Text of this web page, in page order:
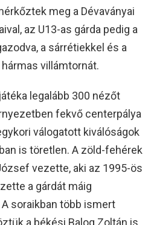
meg a Dévaványai
az U13-as gárda pedig a
a sárrétiekkel és a
villámtornát.
legalább 300 nézőt
fekvő centerpálya
válogatott kiválóságok
is töretlen. A zöld-fehérek
vezette, aki az 1995-ös
a gárdát máig
soraikban több ismert
a békési Balog Zoltán is.